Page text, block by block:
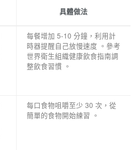
具體做法
每餐增加 5-10 分鐘，利用計
時器提醒自己放慢速度 。參考
世界衛生組織健康飲食指南調
整飲食習慣 。
每口食物咀嚼至少 30 次，從
簡單的食物開始練習 。